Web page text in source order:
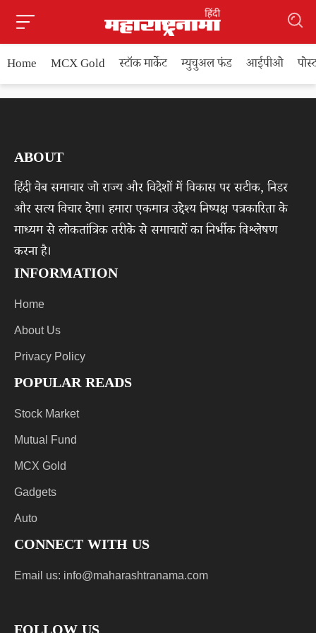
Home MCX Gold स्टॉक मार्केट म्युचुअल फंड आईपीओ
ABOUT
हिंदी वेब समाचार जो राज्य और विदेशों में विकास पर सटीक, निडर
और सत्य विचार देगा। हमारा एकमात्र उद्देश्य निष्पक्ष पत्रकारिता के
माध्यम से लोकतांत्रिक तरीके से समाचारों का निर्भीक विश्लेषण
करना है।
INFORMATION
Home
About Us
Privacy Policy
POPULAR READS
Stock Market
Mutual Fund
MCX Gold
Gadgets
Auto
CONNECT WITH US
Email us: info@maharashtranama.com